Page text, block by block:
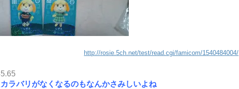
http://rosie.5ch.net/test/read.cgi/famicom/1540484004/
ラバリがなくなるのもなんかさみしいよね